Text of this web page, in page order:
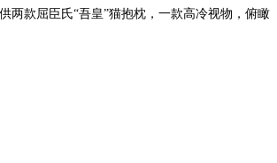
两款屈臣氏“吾皇”猫抱枕，一款高冷视物，俯瞰